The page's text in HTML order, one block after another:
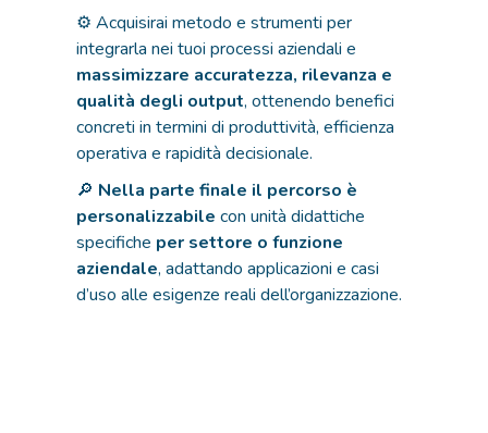
⚙️ Acquisirai metodo e strumenti per
integrarla nei tuoi processi aziendali e
massimizzare accuratezza, rilevanza e
qualità degli output, ottenendo benefici
concreti in termini di produttività, efficienza
operativa e rapidità decisionale.
🔎 Nella parte finale il percorso è
personalizzabile con unità didattiche
specifiche per settore o funzione
aziendale, adattando applicazioni e casi
d’uso alle esigenze reali dell’organizzazione.